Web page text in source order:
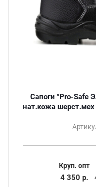
Сапоги "Pro-
нат.кожа шерст.мех
Круп. опт
4 350 р.